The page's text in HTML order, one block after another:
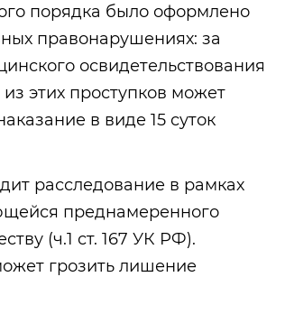
порядка было оформлено
правонарушениях: за
освидетельствования
этих проступков может
в виде 15 суток
расследование в рамках
преднамеренного
(ч.1 ст. 167 УК РФ).
грозить лишение